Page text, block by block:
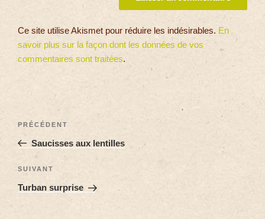
Ce site utilise Akismet pour réduire les indésirables. En
savoir plus sur la façon dont les données de vos
commentaires sont traitées.
PRÉCÉDENT
Saucisses aux lentilles
SUIVANT
Turban surprise